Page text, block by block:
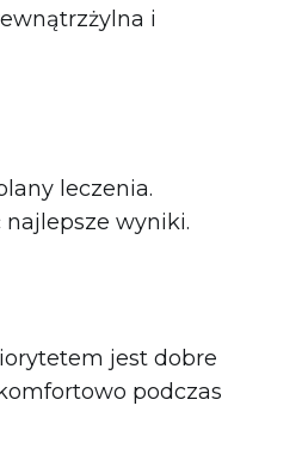
i
leczenia.
wyniki.
jest dobre
podczas